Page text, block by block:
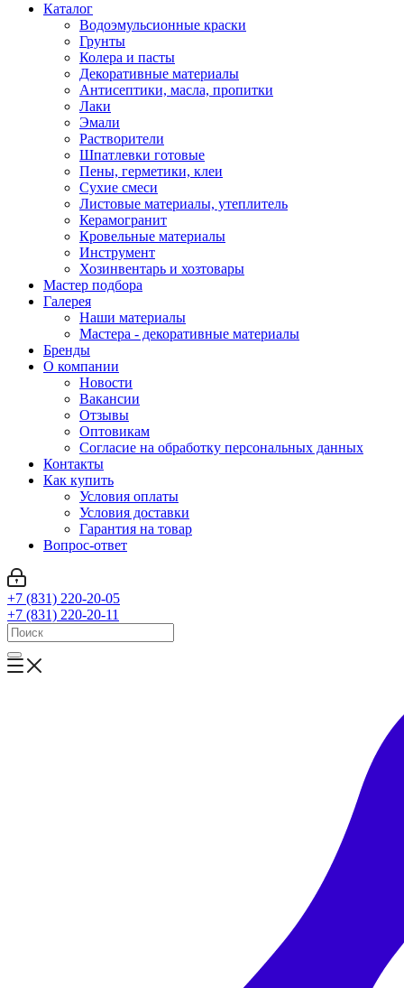
Каталог
Водоэмульсионные краски
Грунты
Колера и пасты
Декоративные материалы
Антисептики, масла, пропитки
Лаки
Эмали
Растворители
Шпатлевки готовые
Пены, герметики, клеи
Сухие смеси
Листовые материалы, утеплитель
Керамогранит
Кровельные материалы
Инструмент
Хозинвентарь и хозтовары
Мастер подбора
Галерея
Наши материалы
Мастера - декоративные материалы
Бренды
О компании
Новости
Вакансии
Отзывы
Оптовикам
Cогласие на обработку персональных данных
Контакты
Как купить
Условия оплаты
Условия доставки
Гарантия на товар
Вопрос-ответ
+7 (831) 220-20-05
+7 (831) 220-20-11